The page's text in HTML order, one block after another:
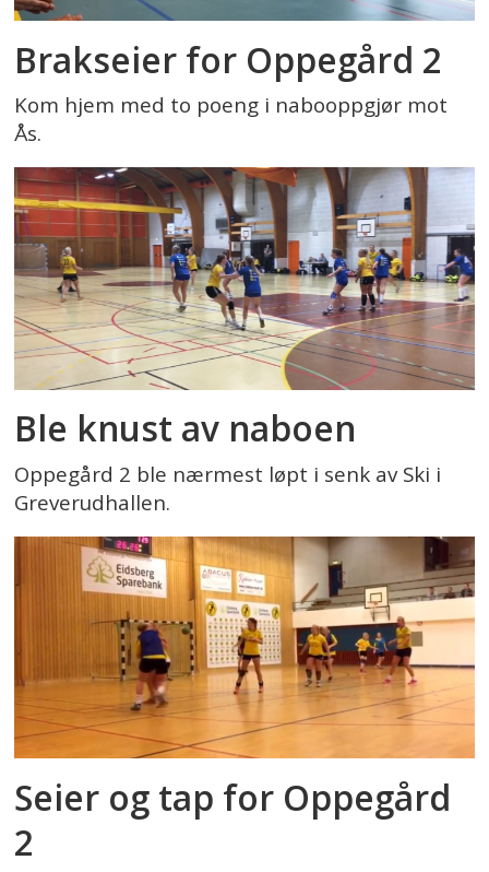
Brakseier for Oppegård 2
Kom hjem med to poeng i nabooppgjør mot
Ås.
Ble knust av naboen
Oppegård 2 ble nærmest løpt i senk av Ski i
Greverudhallen.
Seier og tap for Oppegård
2